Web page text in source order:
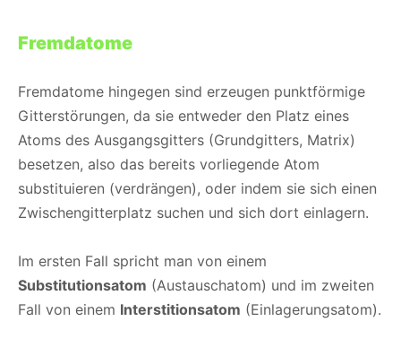
Fremdatome
Fremdatome hingegen sind erzeugen punktförmige
Gitterstörungen, da sie entweder den Platz eines
Atoms des Ausgangsgitters (Grundgitters, Matrix)
besetzen, also das bereits vorliegende Atom
substituieren (verdrängen), oder indem sie sich einen
Zwischengitterplatz suchen und sich dort einlagern.
Im ersten Fall spricht man von einem
Substitutionsatom (Austauschatom) und im zweiten
Fall von einem Interstitionsatom (Einlagerungsatom).